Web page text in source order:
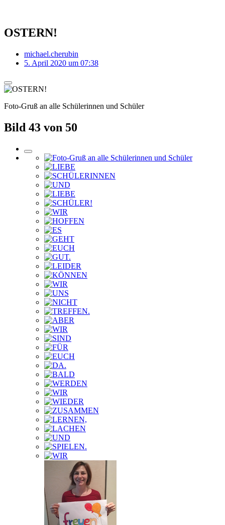
OSTERN!
michael.cherubin
5. April 2020 um 07:38
Foto-Gruß an alle Schülerinnen und Schüler
Bild 43 von 50